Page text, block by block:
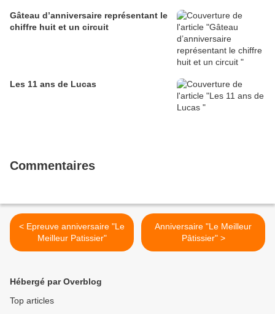
Gâteau d’anniversaire représentant le
chiffre huit et un circuit
Les 11 ans de Lucas
Commentaires
< Epreuve anniversaire "Le
Meilleur Patissier"
Anniversaire "Le Meilleur
Pâtissier" >
Hébergé par Overblog
Top articles